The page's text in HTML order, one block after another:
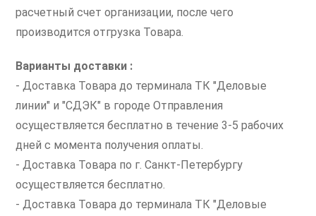
расчетный счет организации, после чего
производится отгрузка Товара.
Варианты доставки :
- Доставка Товара до терминала ТК "Деловые
линии" и "СДЭК" в городе Отправления
осуществляется бесплатно в течение 3-5 рабочих
дней с момента получения оплаты.
- Доставка Товара по г. Санкт-Петербургу
осуществляется бесплатно.
- Доставка Товара до терминала ТК "Деловые